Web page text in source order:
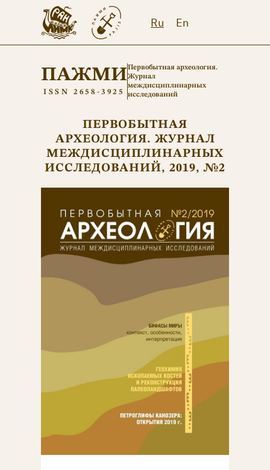
Ru En
ПАЖМИ
ISSN 2658-3925
Первобытная археология.
Журнал
междисциплинарных
исследований
ПЕРВОБЫТНАЯ
АРХЕОЛОГИЯ. ЖУРНАЛ
МЕЖДИСЦИПЛИНАРНЫХ
ИССЛЕДОВАНИЙ, 2019, №2